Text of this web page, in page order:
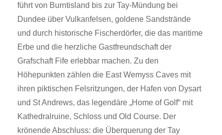
führt von Burntisland bis zur Tay-Mündung bei
Dundee über Vulkanfelsen, goldene Sandstrände
und durch historische Fischerdörfer, die das maritime
Erbe und die herzliche Gastfreundschaft der
Grafschaft Fife erlebbar machen. Zu den
Höhepunkten zählen die East Wemyss Caves mit
ihren piktischen Felsritzungen, der Hafen von Dysart
und St Andrews, das legendäre „Home of Golf“ mit
Kathedralruine, Schloss und Old Course. Der
krönende Abschluss: die Überquerung der Tay